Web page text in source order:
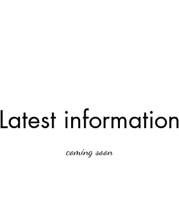
Latest information
coming soon